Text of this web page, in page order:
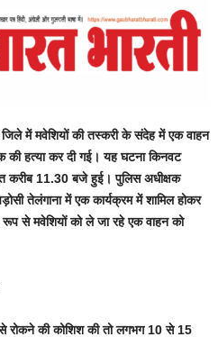
जिले में मवेशियों की तस्करी के संदेह में एक वाहन
की हत्या कर दी गई। यह घटना किनवट
करीब 11.30 बजे हुई। पुलिस अधीक्षक
तेलंगाना में एक कार्यक्रम में शामिल होकर
से मवेशियों को ले जा रहे एक वाहन को
रोकने की कोशिश की तो लगभग 10 से 15